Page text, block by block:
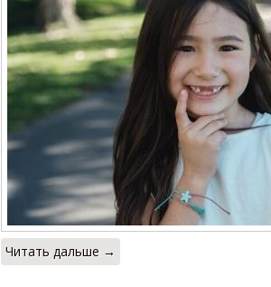
Читать дальше →